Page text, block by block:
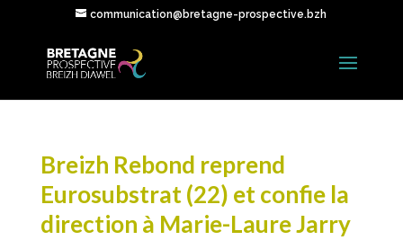
communication@bretagne-prospective.bzh
Breizh Rebond reprend
Eurosubstrat (22) et confie la
direction à Marie-Laure Jarry